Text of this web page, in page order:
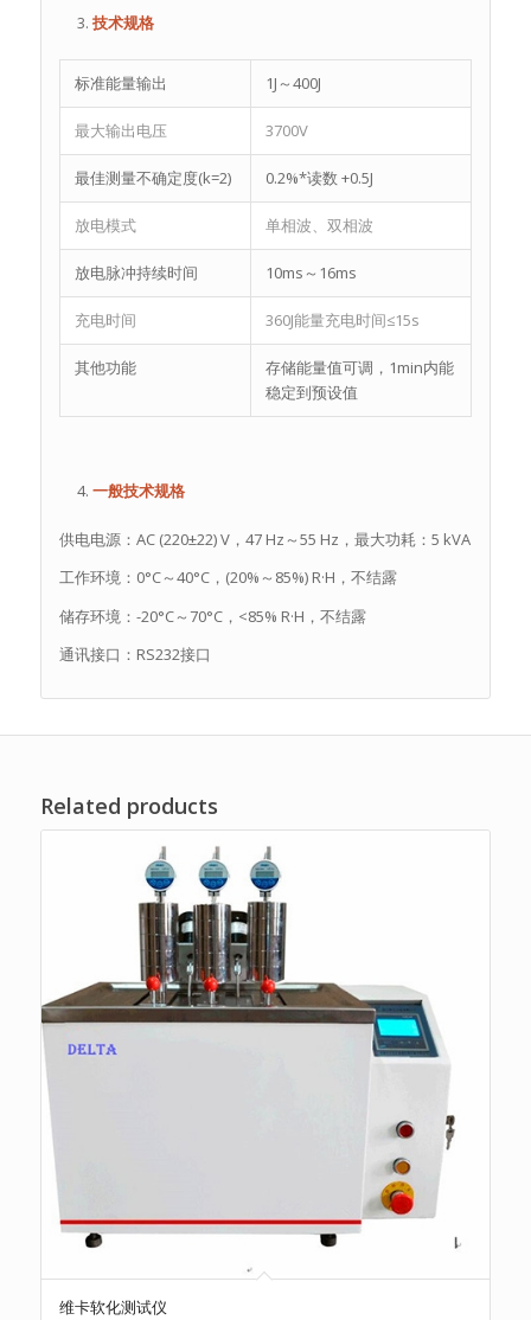
技术规格
标准能量输出 1J～400J
最大输出电压 3700V
最佳测量不确定度(k=2) 0.2%*读数 +0.5J
放电模式 单相波、双相波
放电脉冲持续时间 10ms～16ms
充电时间 360J能量充电时间≤15s
其他功能
存储能量值可调，1min内能
稳定到预设值
一般技术规格
供电电源：AC (220±22) V，47 Hz～55 Hz，最大功耗：5 kVA
工作环境：0°C～40°C，(20%～85%) R·H，不结露
储存环境：-20°C～70°C，<85% R·H，不结露
通讯接口：RS232接口
Related products
维卡软化测试仪